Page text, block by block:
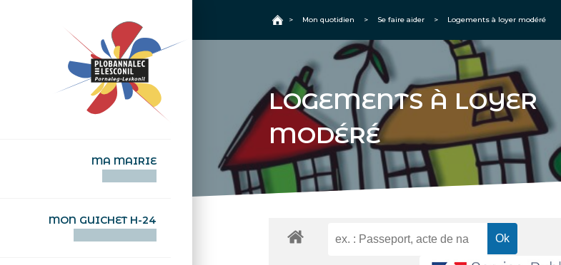
MA MAIRIE
MON GUICHET H-24
Accueil
> Mon quotidien > Se faire aider > Logements à loyer modéré
LOGEMENTS À LOYER
MODÉRÉ